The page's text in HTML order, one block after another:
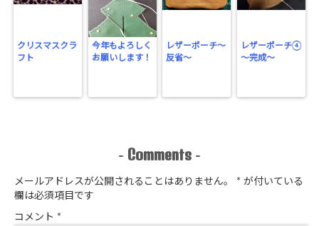
クリスマスクラ
フト
今年もよろしく
お願いします！
レザーポーチ～
反省～
レザーポーチ④
～完成～
- Comments -
メールアドレスが公開されることはありません。 * が付いている
欄は必須項目です
コメント *